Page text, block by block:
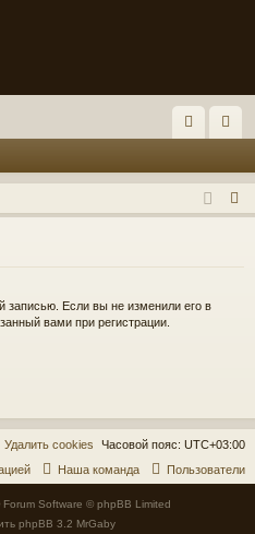
д ис
тр
о
записью. Если вы не изменили его в
вами при регистрации.
Часовой пояс: UTC+03:00
Удалить cookies
Пользователи
Наша команда
Forum Software © phpBB Limited
phpBB 3.2 MrGaby